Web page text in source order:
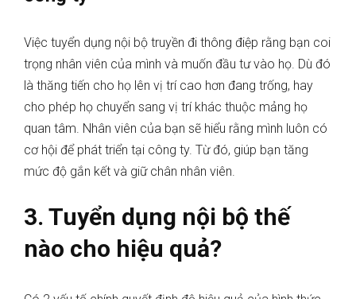
Việc tuyển dụng nội bộ truyền đi thông điệp rằng bạn coi
trọng nhân viên của mình và muốn đầu tư vào họ. Dù đó
là thăng tiến cho họ lên vị trí cao hơn đang trống, hay
cho phép họ chuyển sang vị trí khác thuộc mảng họ
quan tâm. Nhân viên của bạn sẽ hiểu rằng mình luôn có
cơ hội để phát triển tại công ty. Từ đó, giúp bạn tăng
mức độ gắn kết và giữ chân nhân viên.
3. Tuyển dụng nội bộ thế
nào cho hiệu quả?